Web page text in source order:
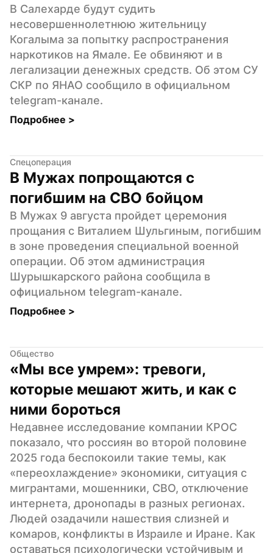
В Салехарде будут судить
несовершеннолетнюю жительницу
Когалыма за попытку распространения
наркотиков на Ямале. Ее обвиняют и в
легализации денежных средств. Об этом СУ
СКР по ЯНАО сообщило в официальном
telegram-канале.
Подробнее >
Спецоперация
В Мужах попрощаются с
погибшим на СВО бойцом
В Мужах 9 августа пройдет церемония
прощания с Виталием Шульгиным, погибшим
в зоне проведения специальной военной
операции. Об этом администрация
Шурышкарского района сообщила в
официальном telegram-канале.
Подробнее >
Общество
«Мы все умрем»: тревоги,
которые мешают жить, и как с
ними бороться
Недавнее исследование компании КРОС
показало, что россиян во второй половине
2025 года беспокоили такие темы, как
«переохлаждение» экономики, ситуация с
мигрантами, мошенники, СВО, отключение
интернета, дронопады в разных регионах.
Людей озадачили нашествия слизней и
комаров, конфликты в Израиле и Иране. Как
оставаться психологически устойчивым и